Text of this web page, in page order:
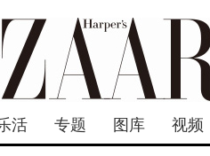
活 专题 图库 视频